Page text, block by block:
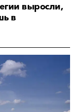
выросли,
в